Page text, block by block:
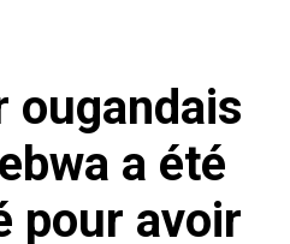
ougandais
a été
pour avoir